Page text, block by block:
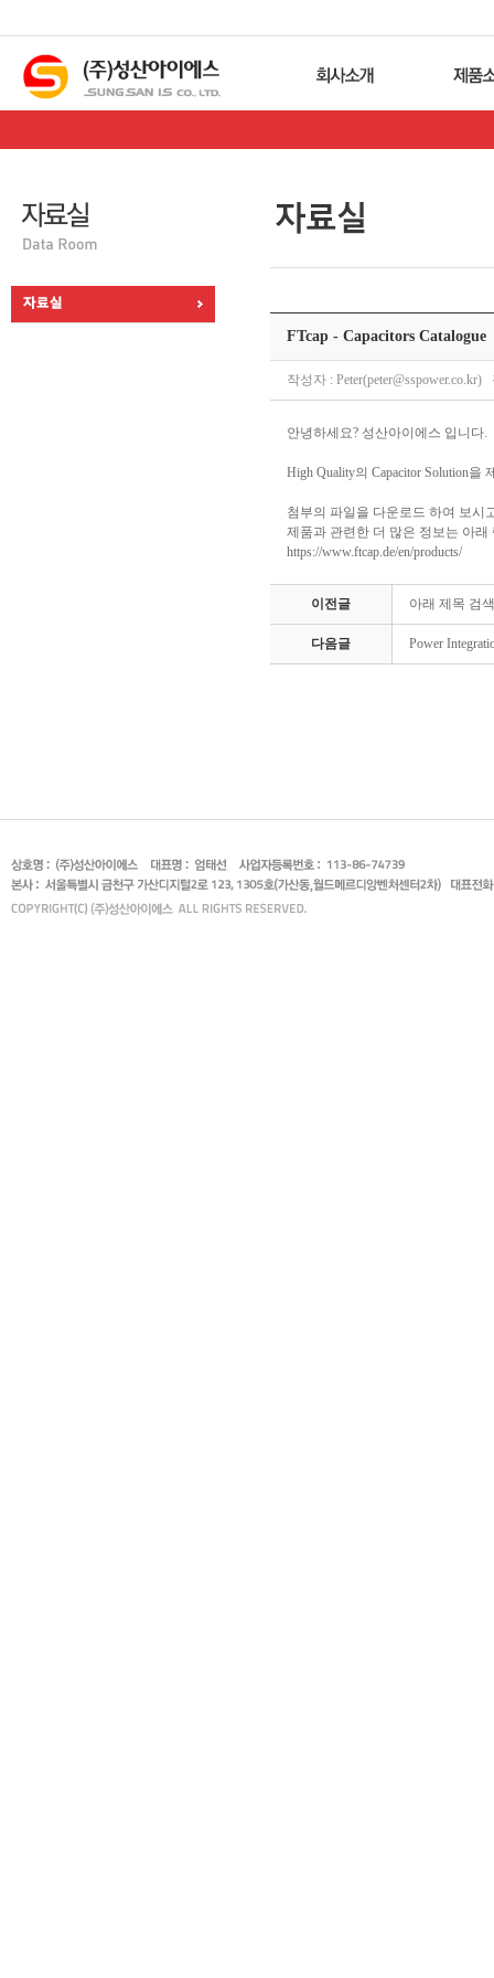
FTcap - Capacitors Catalogue
작성자 :
안녕하세요? 성산아이에스 입니다.
High Quality의 Capacitor Solution을
첨부의 파일을 다운로드 하여 보시
제품과 관련한 더 많은 정보는 아
https://www.ftcap.de/en/products/
이전글 아래 제목 검
다음글 Power